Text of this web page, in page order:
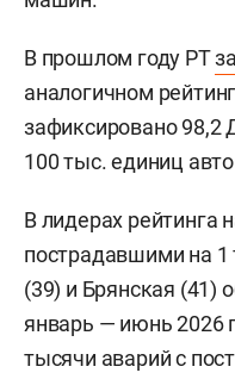
В прошлом году РТ
аналогичном
зафиксировано
100 тыс. единиц
В лидерах рейтинга
пострадавшими на
(39) и Брянская (41)
январь — июнь 2026
тысячи аварий с